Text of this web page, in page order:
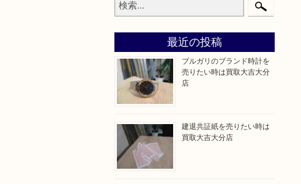
最近の投稿
ブルガリのブランド時計を
売りたい時は買取大吉大分
店
建退共証紙を売りたい時は
買取大吉大分店